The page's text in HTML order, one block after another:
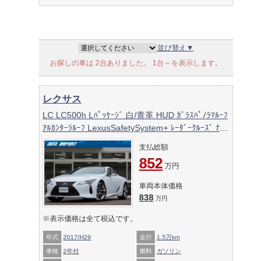
並び替え▼
お探しの車は 2台ありました。 1台～を表示します。
レクサス
LC LC500h Lﾊﾟｯｹｰｼﾞ 白/青革 HUD ｶﾞﾗｽﾊﾟﾉﾗﾏﾙｰﾌ
ｱﾙｶﾝﾀｰﾗﾙｰﾌ LexusSafetySystem+ ﾚｰﾀﾞｰｸﾙｰｽﾞ ﾅﾋﾞ
TV Bｶﾒﾗ ｽﾃｱﾘﾝｸﾞ&ｼｰﾄﾋｰﾀｰ ﾍﾞﾝﾁﾚｰｼｮﾝ ｽﾏｰﾄｷｰ 三眼
LEDﾗｲﾄ 21AW 1ｵｰﾅｰ
支払総額
852 万円
車両本体価格
838 万円
※表示価格は全て税込です。
年式 2017/H29 走行 1.5万km
車検 2年付 燃料 ガソリン